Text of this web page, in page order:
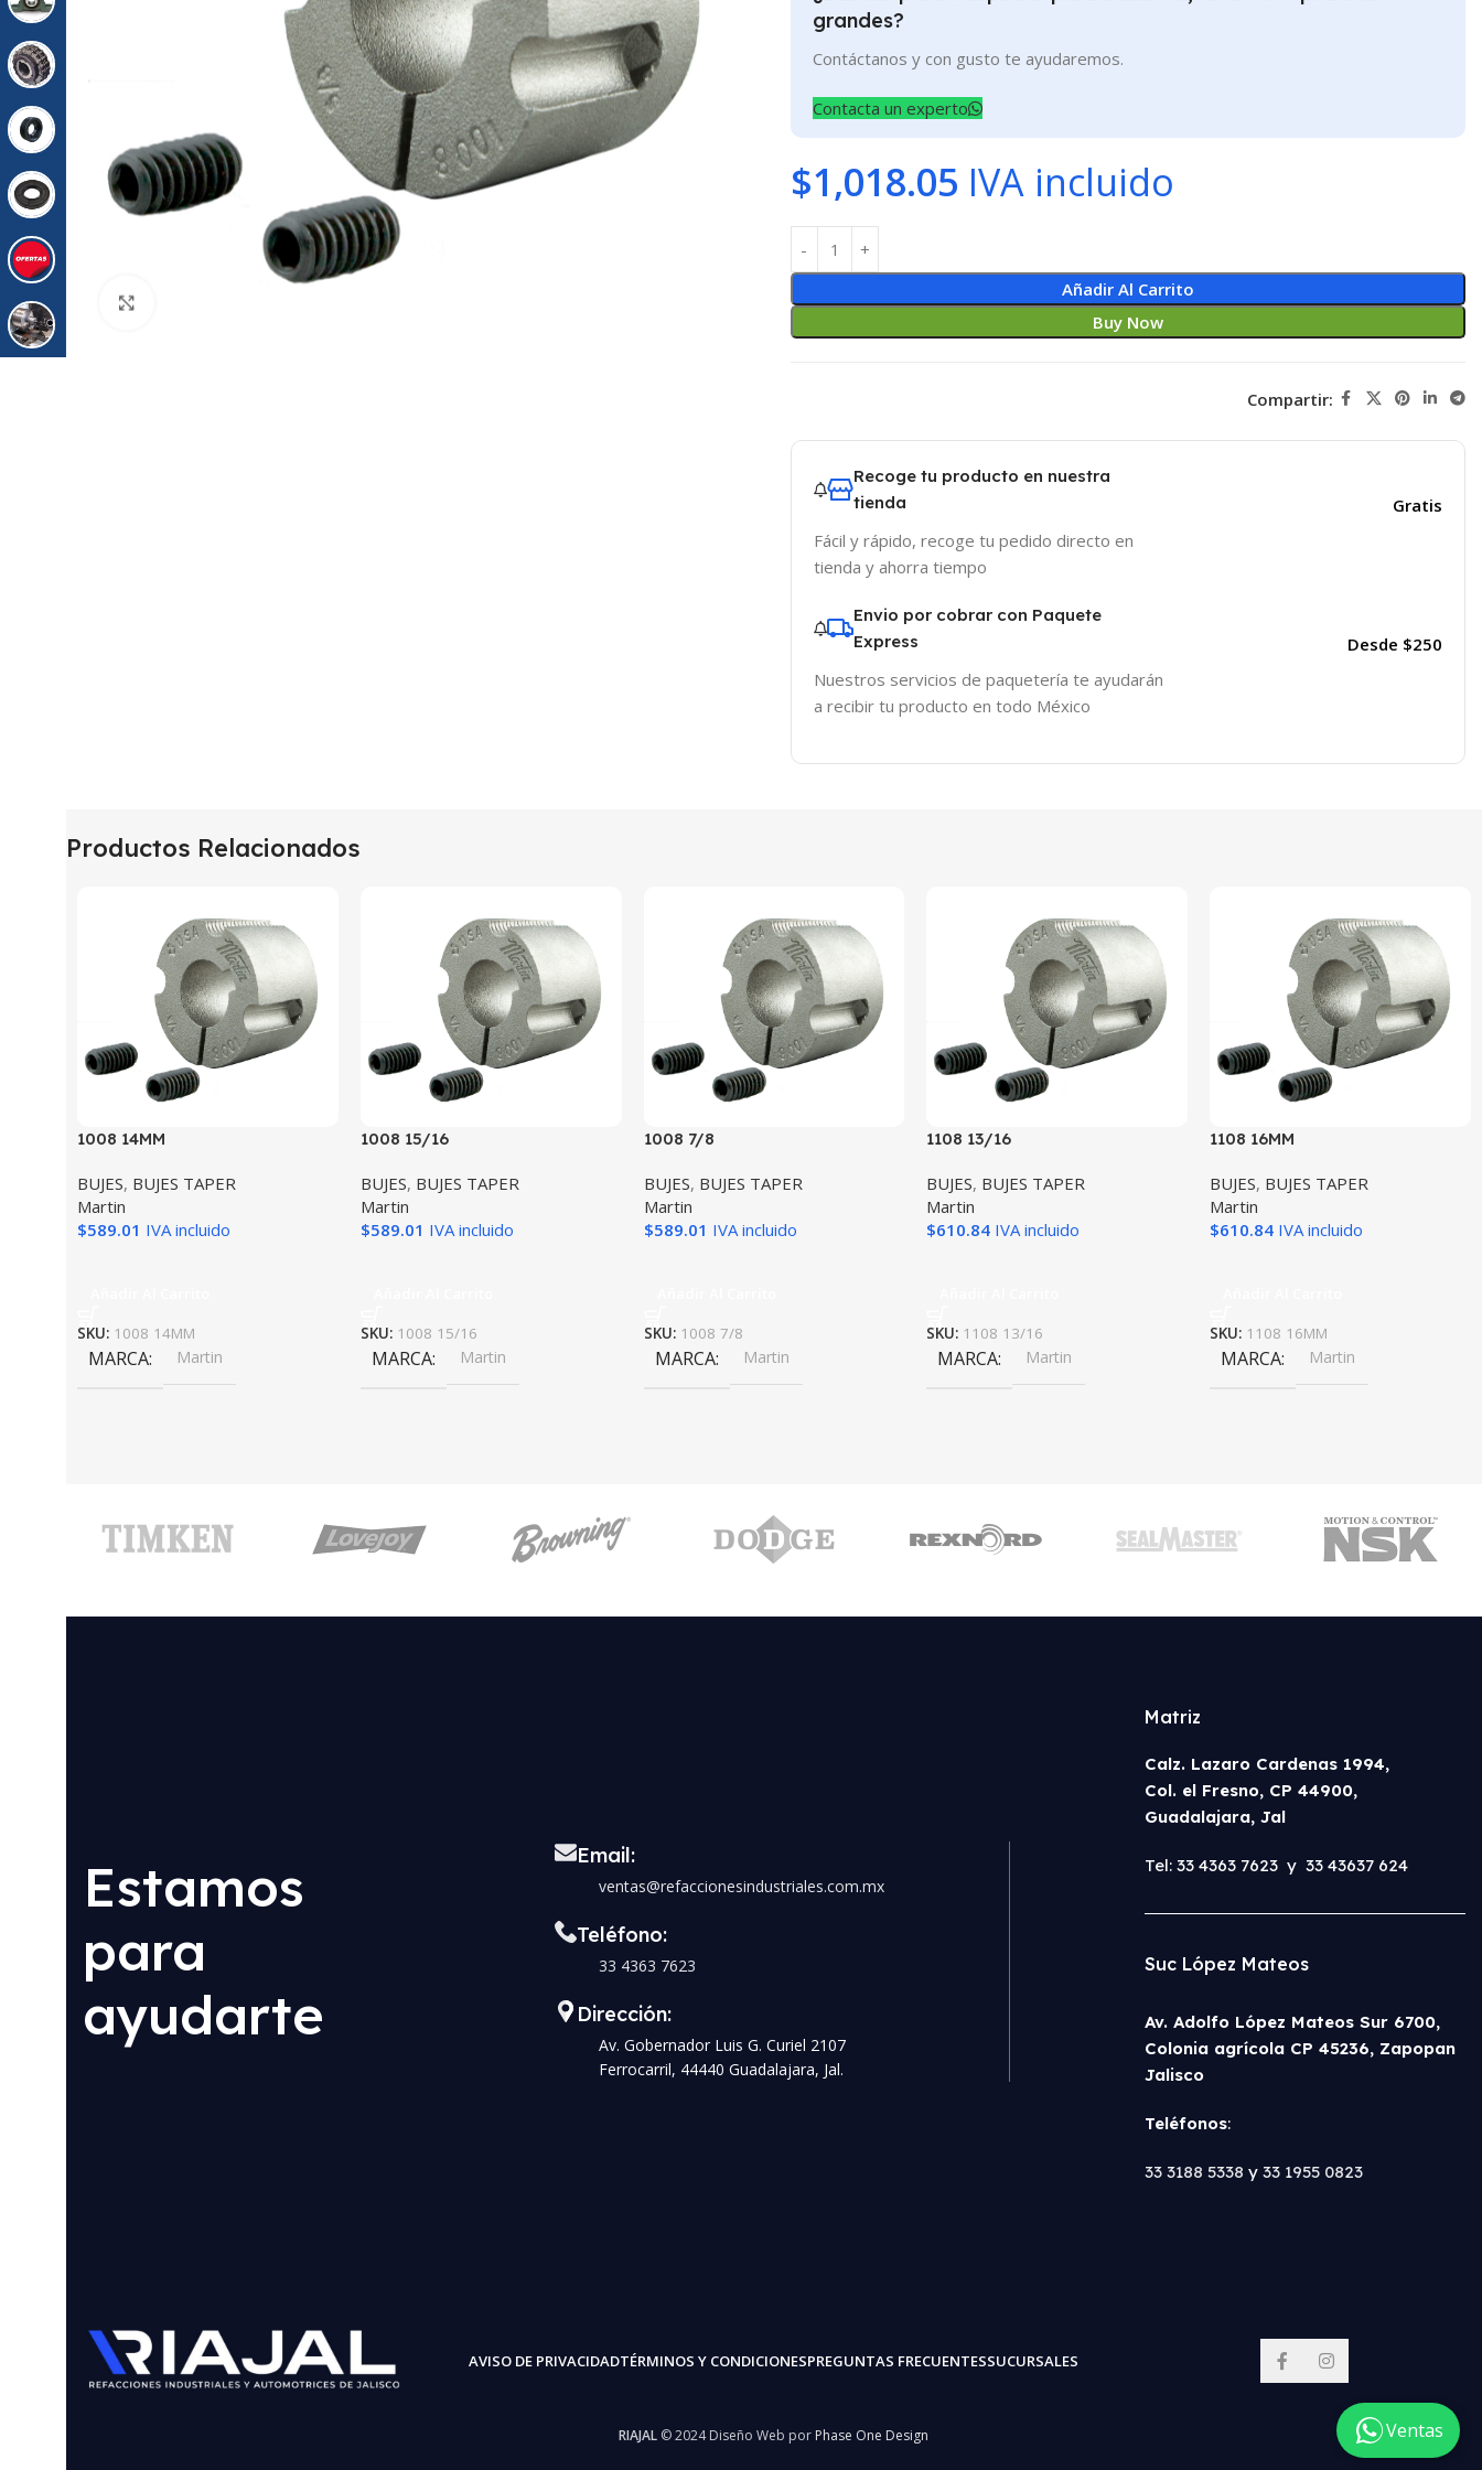
grandes?
Contáctanos y con gusto te ayudaremos.
Contacta un experto
$1,018.05 IVA incluido
Añadir Al Carrito
Buy Now
Compartir:
Recoge tu producto en nuestra
tienda
Fácil y rápido, recoge tu pedido directo en
tienda y ahorra tiempo
Gratis
Envio por cobrar con Paquete
Express
Nuestros servicios de paquetería te ayudarán
a recibir tu producto en todo México
Desde $250
Productos Relacionados
1008 14MM
BUJES, BUJES TAPER
Martin
$589.01 IVA incluido
SKU: 1008 14MM
MARCA Martin
1008 15/16
BUJES, BUJES TAPER
Martin
$589.01 IVA incluido
SKU: 1008 15/16
MARCA Martin
1008 7/8
BUJES, BUJES TAPER
Martin
$589.01 IVA incluido
SKU: 1008 7/8
MARCA Martin
1108 13/16
BUJES, BUJES TAPER
Martin
$610.84 IVA incluido
SKU: 1108 13/16
MARCA Martin
1108 16MM
BUJES, BUJES TAPER
Martin
$610.84 IVA incluido
SKU: 1108 16MM
MARCA Martin
Estamos
para
ayudarte
Email:
ventas@refaccionesindustriales.com.mx
Teléfono:
33 4363 7623
Dirección:
Av. Gobernador Luis G. Curiel 2107
Ferrocarril, 44440 Guadalajara, Jal.
Matriz
Calz. Lazaro Cardenas 1994,
Col. el Fresno, CP 44900,
Guadalajara, Jal
Tel: 33 4363 7623 y 33 43637 624
Suc López Mateos
Av. Adolfo López Mateos Sur 6700,
Colonia agrícola CP 45236, Zapopan
Jalisco
Teléfonos:
33 3188 5338 y 33 1955 0823
AVISO DE PRIVACIDADTÉRMINOS Y CONDICIONESPREGUNTAS FRECUENTESSUCURSALES
RIAJAL © 2024 Diseño Web por Phase One Design Ventas